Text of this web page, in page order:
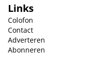
Links
Colofon
Contact
Adverteren
Abonneren